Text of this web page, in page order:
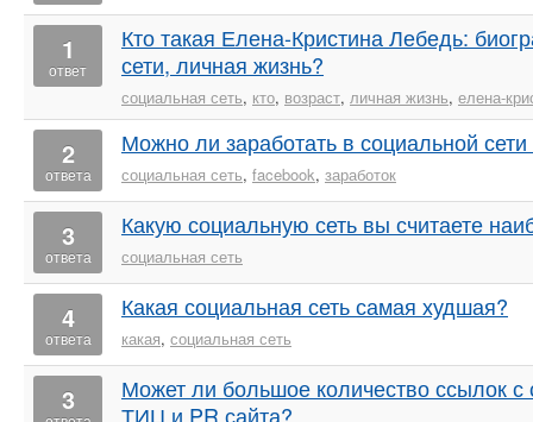
1
ответ
Кто такая Елена-Кристина Лебедь:
сети, личная жизнь?
социальная сеть, кто, возраст, личная жизнь, елена-
2
ответа
Можно ли заработать в социальной
социальная сеть, facebook, заработок
3
ответа
Какую социальную сеть вы считаете
социальная сеть
4
ответа
Какая социальная сеть самая худшая?
какая, социальная сеть
3
Может ли большое количество ссылок с
ТИЦ и PR сайта?